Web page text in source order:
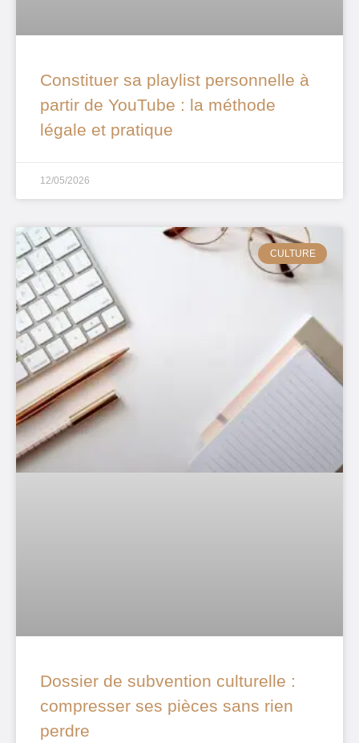
Constituer sa playlist personnelle à
partir de YouTube : la méthode
légale et pratique
12/05/2026
CULTURE
Dossier de subvention culturelle :
compresser ses pièces sans rien
perdre